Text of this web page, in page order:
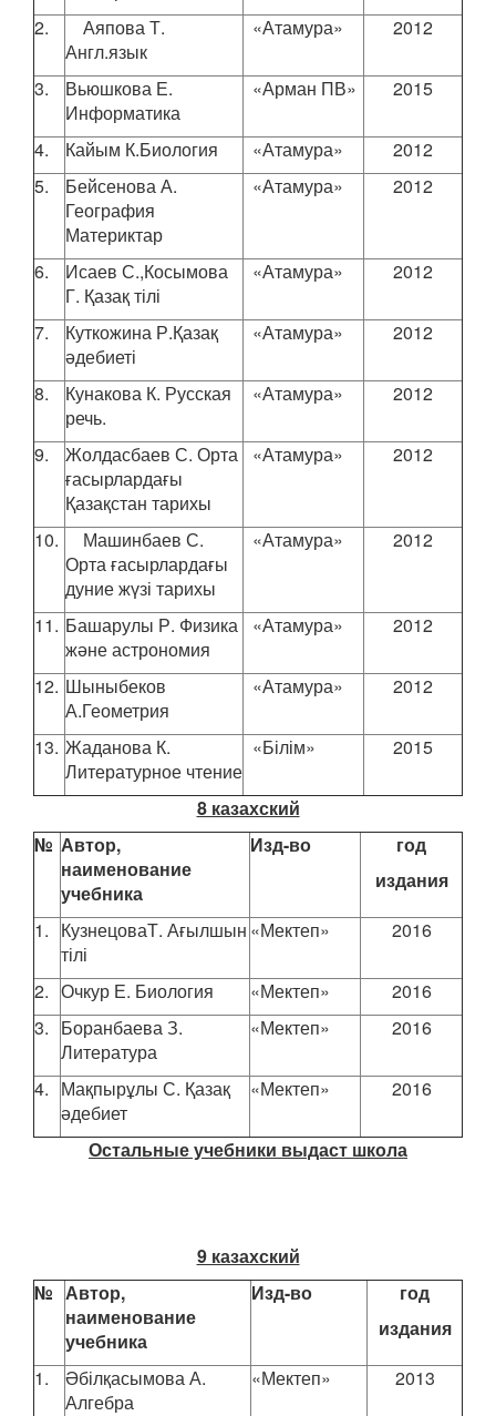
2.
Аяпова Т.
Англ.язык
«Атамура» 2012
3.
Вьюшкова Е.
Информатика
«Арман ПВ» 2015
4. Кайым К.Биология «Атамура»
2012
5.
Бейсенова А.
География
Материктар
«Атамура» 2012
6.
Исаев С.,Косымова
Г. Қазақ тілі
«Атамура» 2012
7.
Куткожина Р.Қазақ
әдебиеті
«Атамура» 2012
8.
Кунакова К. Русская
речь.
«Атамура» 2012
9.
Жолдасбаев С. Орта
ғасырлардағы
Қазақстан тарихы
«Атамура» 2012
10.
Машинбаев С.
Орта ғасырлардағы
дуние жүзі тарихы
«Атамура» 2012
11. Башарулы Р. Физика
және астрономия
«Атамура» 2012
12. Шыныбеков
А.Геометрия
«Атамура» 2012
13. Жаданова К.
Литературное чтение
«Білім» 2015
8 казахский
№ Автор,
наименование
учебника
Изд-во
год
издания
1. КузнецоваТ. Ағылшын
тілі
«Мектеп» 2016
2. Очкур Е. Биология «Мектеп»
2016
3. Боранбаева З.
Литература
«Мектеп» 2016
4. Мақпырұлы С. Қазақ
әдебиет
«Мектеп» 2016
Остальные учебники выдаст школа
9 казахский
№ Автор,
наименование
учебника
Изд-во
год
издания
1.
Әбілқасымова А.
Алгебра
«Мектеп» 2013